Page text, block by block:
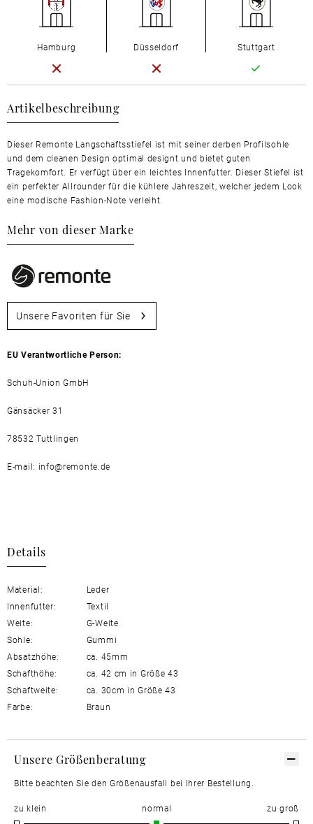
Artikelbeschreibung
Dieser Remonte Langschaftsstiefel ist mit seiner derben Profilsohle
und dem cleanen Design optimal designt und bietet guten
Tragekomfort. Er verfügt über ein leichtes Innenfutter. Dieser Stiefel ist
ein perfekter Allrounder für die kühlere Jahreszeit, welcher jedem Look
eine modische Fashion-Note verleiht.
Mehr von dieser Marke
Unsere Favoriten für Sie
EU Verantwortliche Person:
Schuh-Union GmbH
Gänsäcker 31
78532 Tuttlingen
E-mail: info@remonte.de
Details
Material:
Leder
Innenfutter:
Textil
Weite:
G-Weite
Sohle:
Gummi
Absatzhöhe:
ca. 45mm
Schafthöhe:
ca. 42 cm in Größe 43
Schaftweite:
ca. 30cm in Größe 43
Farbe:
Braun
Hamburg Düsseldorf Stuttgart
Unsere Größenberatung
Bitte beachten Sie den Größenausfall bei Ihrer Bestellung.
zu klein normal zu groß